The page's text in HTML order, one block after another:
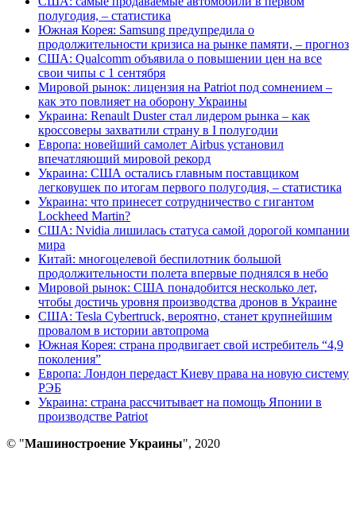
полугодия, – статистика
Южная Корея: Samsung предупредила о
продолжительности кризиса на рынке памяти, – прогноз
США: Qualcomm объявила о повышении цен на все
свои чипы с 1 сентября
Мировой рынок: лицензия на Patriot под сомнением –
как это повлияет на оборону Украины
Украина: Renault Duster стал лидером рынка – как
кроссоверы захватили страну в I полугодии
Европа: новейший самолет Airbus установил
впечатляющий мировой рекорд
Украина: США остались главным поставщиком
легковушек по итогам первого полугодия, – статистика
Украина: что принесет сотрудничество с гигантом
Lockheed Martin?
США: Nvidia лишилась статуса самой дорогой компании
мира
Китай: многоцелевой беспилотник большой
продолжительности полета впервые поднялся в небо
Мировой рынок: США понадобится несколько лет,
чтобы достичь уровня производства дронов в Украине
США: Tesla Cybertruck, вероятно, станет крупнейшим
провалом в истории автопрома
Южная Корея: страна продвигает свой истребитель “4,9
поколения”
Европа: Лондон передаст Киеву права на новую систему
РЭБ
Украина: страна рассчитывает на помощь Японии в
производстве Patriot
© "Машиностроение Украины", 2020